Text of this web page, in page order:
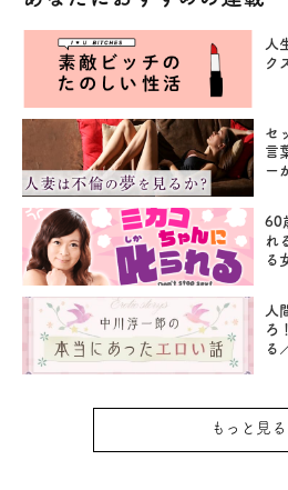
人
ク
セ
言
ー
60
れ
る
人
ろ
る
もっと見る